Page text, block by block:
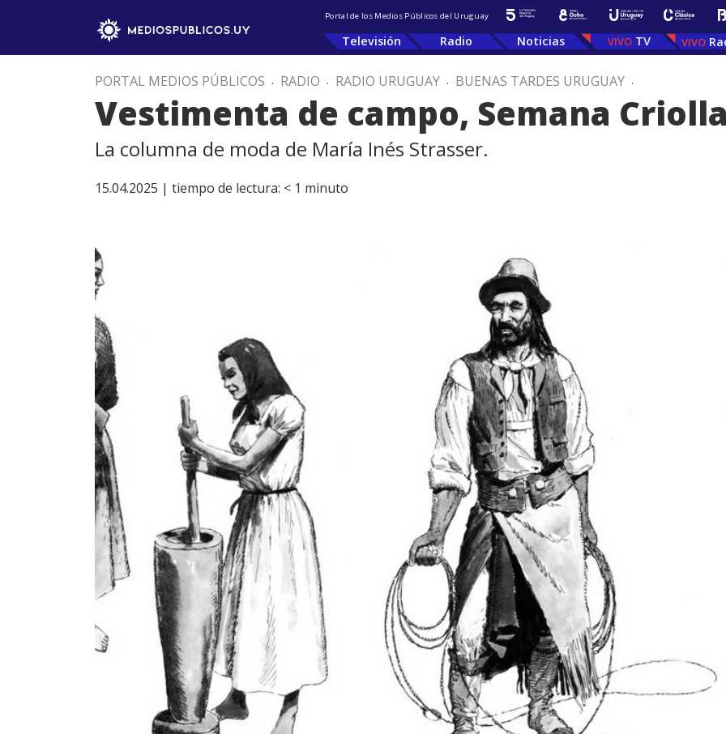
Portal de los Medios Públicos del Uruguay
Televisión Radio Noticias TV
PORTAL MEDIOS PÚBLICOS . RADIO . RADIO URUGUAY . BUENAS TARDES URUGUAY .
Vestimenta de campo, Semana Criolla
La columna de moda de María Inés Strasser.
15.04.2025 | tiempo de lectura: < 1 minuto